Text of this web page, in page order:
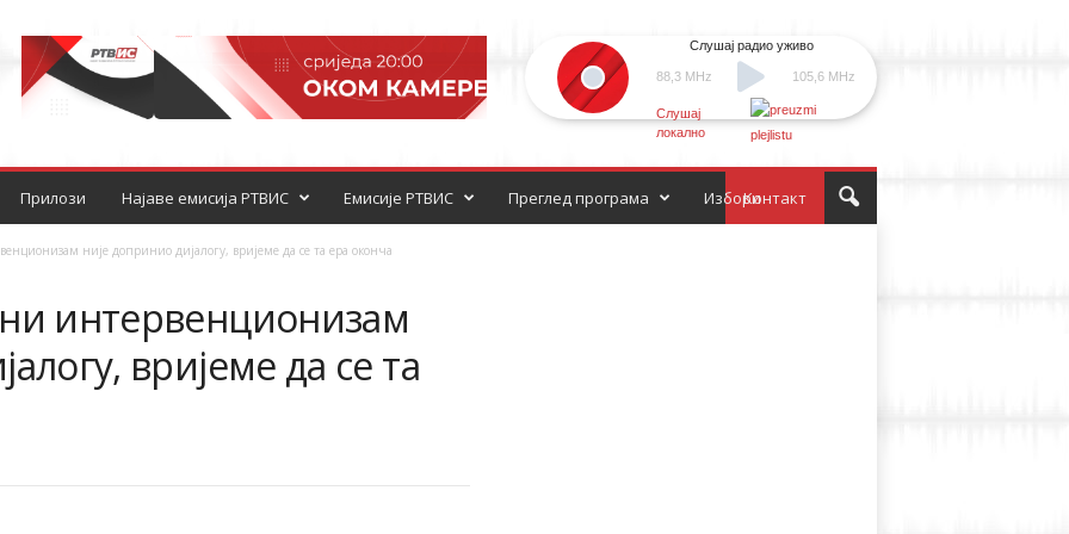
88,3 MHz
Слушај радио уживо
105,6 MHz
Слушај
локално
Прилози Најаве емисија РТВИС Емисије РТВИС Контакт
Преглед програма Избори
није допринио дијалогу, вријеме да се та ера оконча
интервенционизам
вријеме да се та